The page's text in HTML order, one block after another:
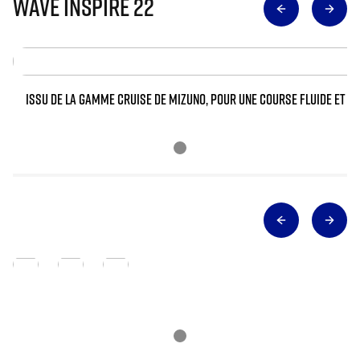
Wave Inspire 22
ISSU DE LA GAMME CRUISE DE MIZUNO, POUR UNE COURSE FLUIDE ET